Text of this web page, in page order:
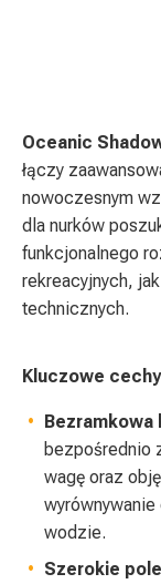
Oceanic
łączy
nowoczesnym
dla nurków
funkcjonalnego
rekreacyjnych,
technicznych.
Kluczowe
bezpośrednio
wagę oraz
wodzie.
Szerokie